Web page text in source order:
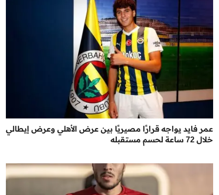
عمر فايد يواجه قرارًا مصيريًا بين عرض الأهلي وعرض إيطالي
خلال 72 ساعة لحسم مستقبله